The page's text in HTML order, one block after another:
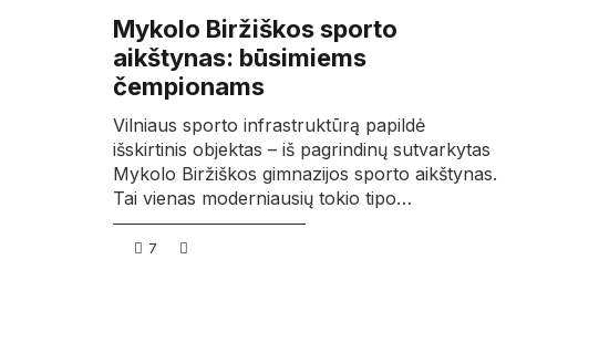
Mykolo Biržiškos sporto
aikštynas: būsimiems
čempionams
Vilniaus sporto infrastruktūrą papildė
išskirtinis objektas – iš pagrindinų sutvarkytas
Mykolo Biržiškos gimnazijos sporto aikštynas.
Tai vienas moderniausių tokio tipo…
7